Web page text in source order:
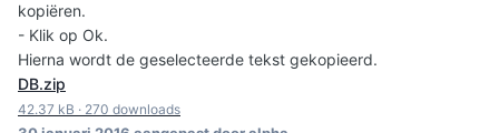
kopiëren.
- Klik op Ok.
Hierna wordt de geselecteerde tekst gekopieerd.
DB.zip
42.37 kB · 270 downloads